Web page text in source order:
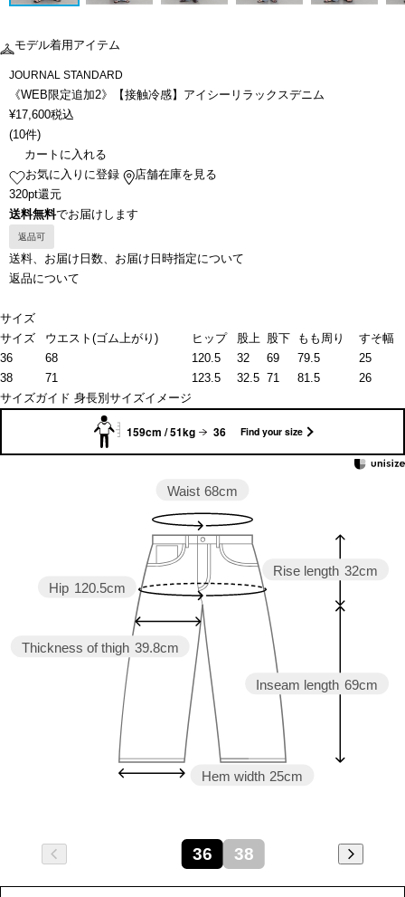
モデル着用アイテム
JOURNAL STANDARD
《WEB限定追加2》【接触冷感】アイシーリラックスデニム
¥17,600税込
(10件)
カートに入れる
お気に入りに登録
店舗在庫を見る
320pt還元
送料無料でお届けします
返品可
送料、お届け日数、お届け日時指定について
返品について
サイズ
サイズ
ウエスト(ゴム上がり) ヒップ 股上 股下 もも周り
すそ幅
36
68 120.5 32 69 79.5
25
38
71 123.5 32.5 71 81.5
26
サイズガイド 身長別サイズイメージ
159cm / 51kg 36 Find your size
Inseam length 69cm
Rise length 32cm
Hem width 25cm
Thickness of thigh 39.8cm
Hip 120.5cm
Waist 68cm
36 38